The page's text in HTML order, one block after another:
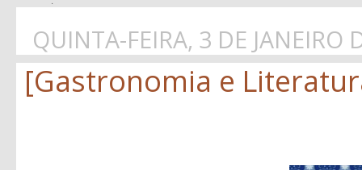
QUINTA-FEIRA, 3 DE JANEIRO
[Gastronomia e